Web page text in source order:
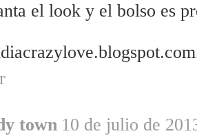
el look y el bolso es
town 10 de julio de